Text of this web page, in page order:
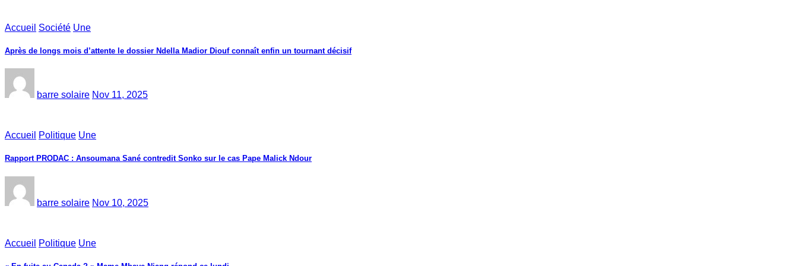
Accueil Société Une
Après de longs mois d’attente le dossier Ndella Madior Diouf connaît enfin un tournant décisif
barre solaire Nov 11, 2025
Accueil Politique Une
Rapport PRODAC : Ansoumana Sané contredit Sonko sur le cas Pape Malick Ndour
barre solaire Nov 10, 2025
Accueil Politique Une